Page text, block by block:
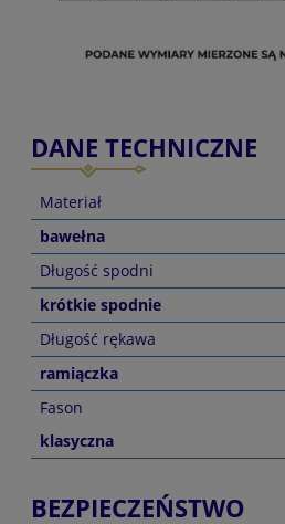
DANE TECHNICZNE
Materiał
bawełna
Długość spodni
krótkie spodnie
Długość rękawa
ramiączka
Fason
klasyczna
BEZPIECZEŃSTWO